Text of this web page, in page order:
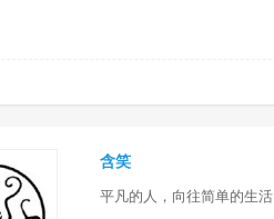
含笑
平凡的人，向往简单的生活